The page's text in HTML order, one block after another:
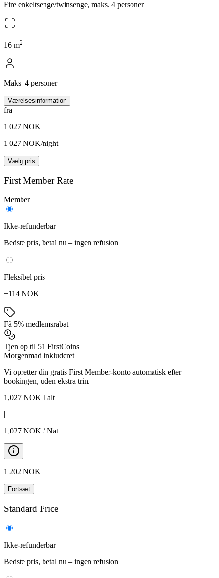
Fire enkeltsenge/twinsenge, maks. 4 personer
16 m2
Maks. 4 personer
Værelsesinformation
fra
1 027 NOK
1 027 NOK/night
Vælg pris
First Member Rate
Member
Ikke-refunderbar
Bedste pris, betal nu – ingen refusion
Fleksibel pris
+114 NOK
Få 5% medlemsrabat
Tjen op til 51 FirstCoins
Morgenmad inkluderet
Vi opretter din gratis First Member-konto automatisk efter
bookingen, uden ekstra trin.
1,027 NOK I alt
|
1,027 NOK / Nat
1 202 NOK
Fortsæt
Standard Price
Ikke-refunderbar
Bedste pris, betal nu – ingen refusion